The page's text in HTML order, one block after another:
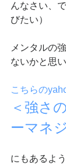
んなさい、
びたい）
メンタルの
ないかと思い
こちらの
＜強さ
ーマネ
にもあるよ